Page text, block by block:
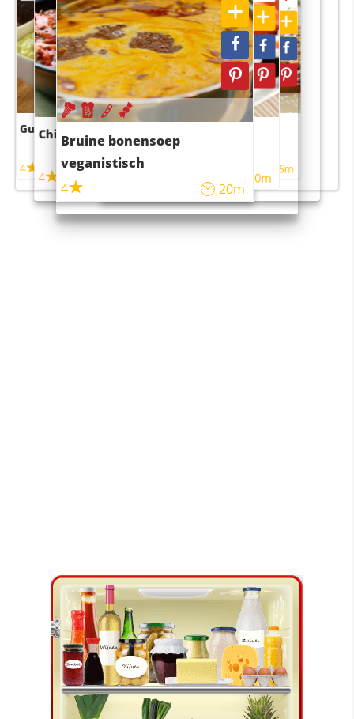
Guacamole
4
Chili con carne
4 45m
Bruine bonensoep
veganistisch
4
20m
Sushi rijstsalade
maaltijdsalade
40m
4 55m